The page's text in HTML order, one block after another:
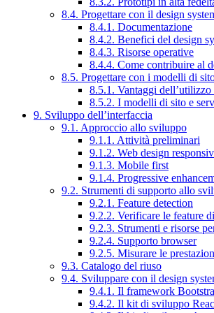
8.4. Progettare con il design
8.4.1. Documentazione
8.4.2. Benefici del design
8.4.3. Risorse operative
8.4.4. Come contribuire al
8.5. Progettare con i modelli di
8.5.1. Vantaggi
8.5.2. I modelli di sito e
9. Sviluppo dell’interfaccia
9.1. Approccio allo sviluppo
9.1.1. Attività preliminari
9.1.2. Web design
9.1.3. Mobile first
9.1.4. Progressive
9.2. Strumenti di supporto allo
9.2.1. Feature detection
9.2.2. Verificare le feature
9.2.3. Strumenti e risorse
9.2.4. Supporto browser
9.2.5. Misurare le
9.3. Catalogo del riuso
9.4. Sviluppare con il design
9.4.1. Il framework
9.4.2. Il kit di sviluppo